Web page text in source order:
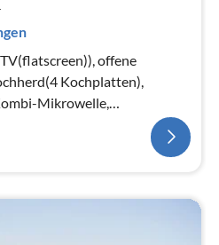
offene
Kochplatten),
Mikrowelle,